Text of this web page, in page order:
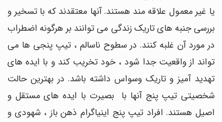
یا غیر معمول علاقه مند هستند. آنها معتقدند که با تسخیر و
بررسی جنبه های تاریک زندگی می توانند بر هرگونه اضطراب
در مورد آن غلبه کنند. در سطوح ناسالم ، تیپ پنجی ها می
تواند از واقعیت جدا شود ، خود تخریب کند و با ایده های
تهدید آمیز و تاریک وسواس داشته باشد. در بهترین حالت
شخصیتی تیپ پنج آنها با بصیرت با ایده های مستقل و
اصیل هستند. افراد تیپ پنج اینیاگرام ذهن باز ، شهودی و